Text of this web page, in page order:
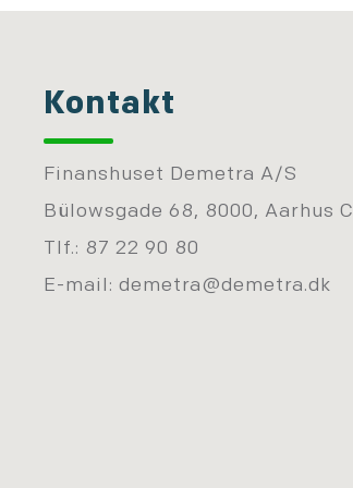
Kontakt
Finanshuset Demetra A/S
Bülowsgade 68, 8000, Aarhus C
Tlf.: 87 22 90 80
E-mail: demetra@demetra.dk